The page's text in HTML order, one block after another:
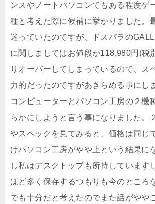
ンスやノートパソコンでもある程度ゲ
種と考えた際に候補に挙がりました。
迷っていたのですが、ドスパラの
に関しましてはお値段が118,980円(税
りオーバーしてしまっているので、ス
力的だったのですがあきらめる事にし
コンピューターとパソコン工房の２機
らかにしようと言う事になりました。
やスペックを見てみると、価格は同じ
けパソコン工房がやや上という結果に
し私はデスクトップも所持しています
ほど多く保存するつもりも今のところ
でも十分だと考えたのでまた話がやや